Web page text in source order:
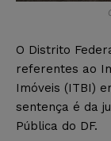
O Distrito
referentes ao
Imóveis (ITBI)
sentença é da
Pública do DF.